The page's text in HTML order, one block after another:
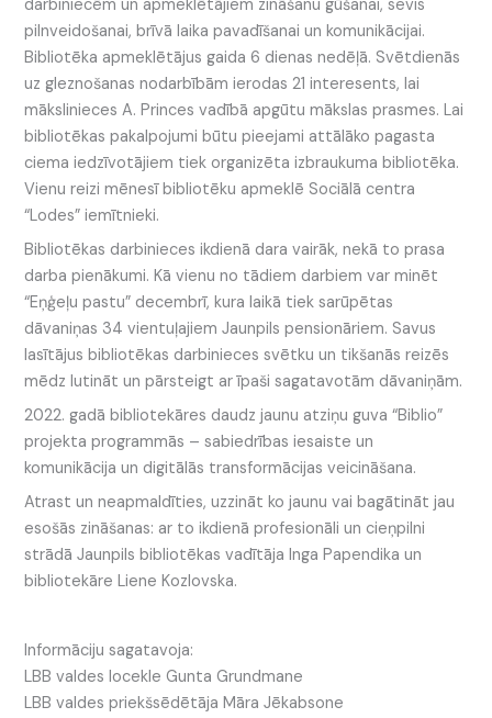
darbiniecēm un apmeklētājiem zināšanu gūšanai, sevis
pilnveidošanai, brīvā laika pavadīšanai un komunikācijai.
Bibliotēka apmeklētājus gaida 6 dienas nedēļā. Svētdienās
uz gleznošanas nodarbībām ierodas 21 interesents, lai
mākslinieces A. Princes vadībā apgūtu mākslas prasmes. Lai
bibliotēkas pakalpojumi būtu pieejami attālāko pagasta
ciema iedzīvotājiem tiek organizēta izbraukuma bibliotēka.
Vienu reizi mēnesī bibliotēku apmeklē Sociālā centra
“Lodes” iemītnieki.
Bibliotēkas darbinieces ikdienā dara vairāk, nekā to prasa
darba pienākumi. Kā vienu no tādiem darbiem var minēt
“Eņģeļu pastu” decembrī, kura laikā tiek sarūpētas
dāvaniņas 34 vientuļajiem Jaunpils pensionāriem. Savus
lasītājus bibliotēkas darbinieces svētku un tikšanās reizēs
mēdz lutināt un pārsteigt ar īpaši sagatavotām dāvaniņām.
2022. gadā bibliotekāres daudz jaunu atziņu guva “Biblio”
projekta programmās – sabiedrības iesaiste un
komunikācija un digitālās transformācijas veicināšana.
Atrast un neapmaldīties, uzzināt ko jaunu vai bagātināt jau
esošās zināšanas: ar to ikdienā profesionāli un cieņpilni
strādā Jaunpils bibliotēkas vadītāja Inga Papendika un
bibliotekāre Liene Kozlovska.
Informāciju sagatavoja:
LBB valdes locekle Gunta Grundmane
LBB valdes priekšsēdētāja Māra Jēkabsone